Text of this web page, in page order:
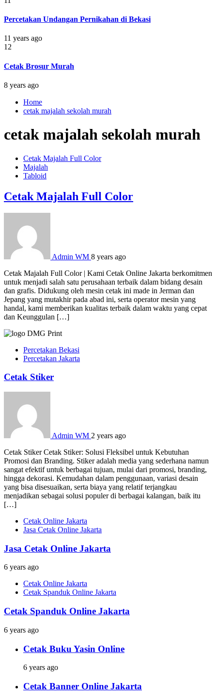
Percetakan Undangan Pernikahan di Bekasi
11 years ago
12
Cetak Brosur Murah
8 years ago
Home
cetak majalah sekolah murah
cetak majalah sekolah murah
Cetak Majalah Full Color
Majalah
Tabloid
Cetak Majalah Full Color
Admin WM 8 years ago
Cetak Majalah Full Color | Kami Cetak Online Jakarta berkomitmen
untuk menjadi salah satu perusahaan terbaik dalam bidang desain
dan grafis. Didukung oleh mesin cetak ini made in Jerman dan
Jepang yang mutakhir pada abad ini, serta operator mesin yang
handal, kami memberikan kualitas terbaik dalam waktu yang cepat
dan Keunggulan […]
Percetakan Bekasi
Percetakan Jakarta
Cetak Stiker
Admin WM 2 years ago
Cetak Stiker Cetak Stiker: Solusi Fleksibel untuk Kebutuhan
Promosi dan Branding. Stiker adalah media yang sederhana namun
sangat efektif untuk berbagai tujuan, mulai dari promosi, branding,
hingga dekorasi. Kemudahan dalam penggunaan, variasi desain
yang bisa disesuaikan, serta biaya yang relatif terjangkau
menjadikan sebagai solusi populer di berbagai kalangan, baik itu
[…]
Cetak Online Jakarta
Jasa Cetak Online Jakarta
Jasa Cetak Online Jakarta
6 years ago
Cetak Online Jakarta
Cetak Spanduk Online Jakarta
Cetak Spanduk Online Jakarta
6 years ago
Cetak Buku Yasin Online
6 years ago
Cetak Banner Online Jakarta